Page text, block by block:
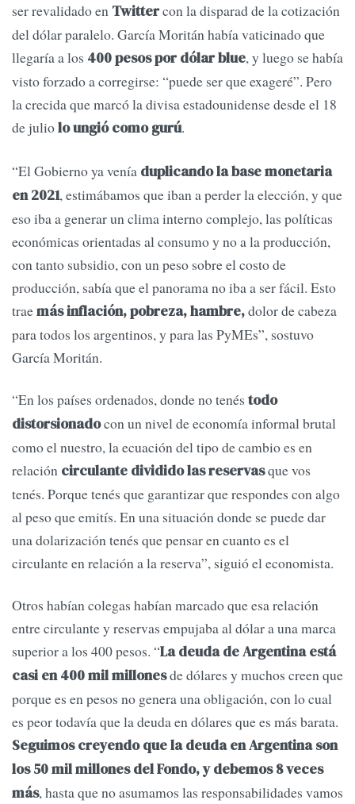
ser revalidado en Twittercon la disparad de la cotización
del dólar paralelo. García Moritán había vaticinado que
llegaría a los 400 pesos por dólar blue, y luego se había
visto forzado a corregirse: “puede ser que exageré”. Pero
la crecida que marcó la divisa estadounidense desde el 18
de juliolo ungió como gurú.
“El Gobierno ya venía duplicando la base monetaria
en 2021, estimábamos que iban a perder la elección, y que
eso iba a generar un clima interno complejo, las políticas
económicas orientadas al consumo y no a la producción,
con tanto subsidio, con un peso sobre el costo de
producción, sabía que el panorama no iba a ser fácil. Esto
traemás inflación, pobreza, hambre,dolor de cabeza
para todos los argentinos, y para las PyMEs”, sostuvo
García Moritán.
“En los países ordenados, donde no tenés todo
distorsionadocon un nivel de economía informal brutal
como el nuestro, la ecuación del tipo de cambio es en
relación circulante dividido las reservasque vos
tenés. Porque tenés que garantizar que respondes con algo
al peso que emitís. En una situación donde se puede dar
una dolarización tenés que pensar en cuanto es el
circulante en relación a la reserva”, siguió el economista.
Otros habían colegas habían marcado que esa relación
entre circulante y reservas empujaba al dólar a una marca
superior a los 400 pesos. “La deuda de Argentina está
casi en 400 mil millonesde dólares y muchos creen que
porque es en pesos no genera una obligación, con lo cual
es peor todavía que la deuda en dólares que es más barata.
Seguimos creyendo que la deuda en Argentina son
los 50 mil millones del Fondo, y debemos 8 veces
más, hasta que no asumamos las responsabilidades vamos